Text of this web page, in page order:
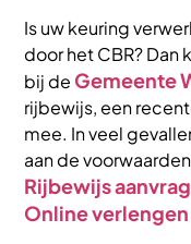
Is uw keuring
door het CBR? Dan
bij de Gemeente
rijbewijs, een
mee. In veel
aan de
Rijbewijs
Online verlengen